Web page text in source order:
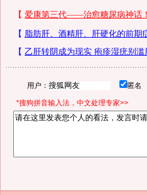
用户： 匿名
*搜狗拼音输入法，中文处理专家>>